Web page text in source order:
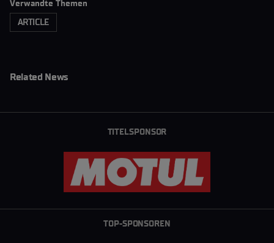
Verwandte Themen
ARTICLE
Related News
TITELSPONSOR
TOP-SPONSOREN